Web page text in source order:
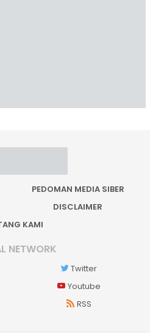
PEDOMAN MEDIA SIBER
DISCLAIMER
KAMI
NETWORK
Twitter
Youtube
RSS